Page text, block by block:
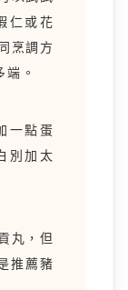
仁或花
烹調方
。
一點蛋
別加太
丸，但
推薦豬